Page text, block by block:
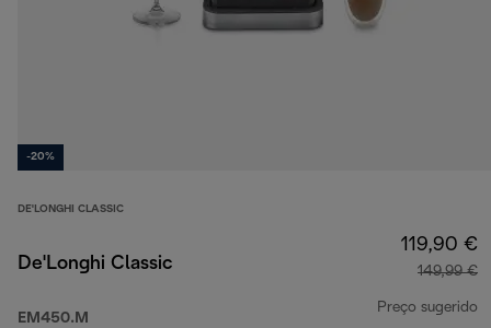
-20%
DE'LONGHI CLASSIC
De'Longhi Classic
EM450.M
119,90 €
149,99 €
Preço sugerido